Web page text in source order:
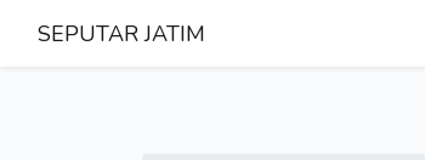
SEPUTAR JATIM